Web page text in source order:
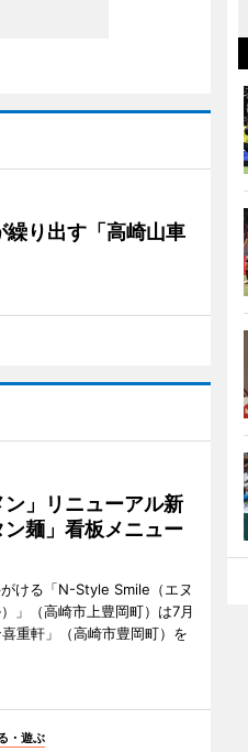
り出す「高崎山車
」リニューアル新
麺」看板メニュー
ける「N-Style Smile（エヌ
」（高崎市上豊岡町）は7月
重軒」（高崎市豊岡町）を
・遊ぶ